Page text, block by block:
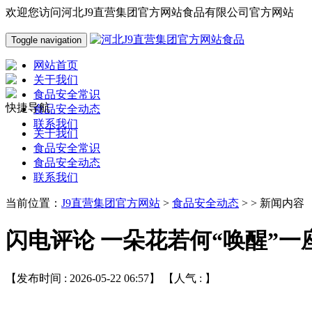
欢迎您访问河北J9直营集团官方网站食品有限公司官方网站
Toggle navigation
网站首页
关于我们
食品安全常识
食品安全动态
联系我们
快捷导航
关于我们
食品安全常识
食品安全动态
联系我们
当前位置： J9直营集团官方网站 > 食品安全动态 > > 新闻内容
闪电评论 一朵花若何“唤醒”一
【发布时间 : 2026-05-22 06:57】 【人气 : 】